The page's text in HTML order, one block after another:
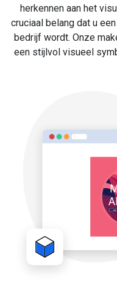
herkennen aan het
cruciaal belang dat u
bedrijf wordt. Onze
een stijlvol visueel